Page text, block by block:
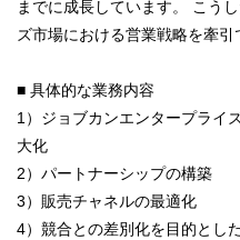
までに成長しています。 こう
ズ市場における営業戦略を牽引
■ 具体的な業務内容
1）ジョブカンエンタープライ
大化
2）パートナーシップの構築
3）販売チャネルの最適化
4）競合との差別化を目的とし